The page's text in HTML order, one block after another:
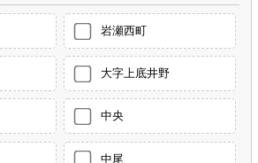
岩瀬西町
大字上底井野
中央
中尾